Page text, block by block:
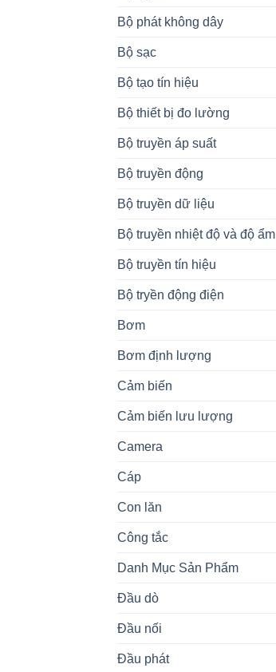
Bộ phát không dây
Bộ sạc
Bộ tạo tín hiệu
Bộ thiết bị đo lường
Bộ truyền áp suất
Bộ truyền động
Bộ truyền dữ liệu
Bộ truyền nhiệt độ và độ ẩm
Bộ truyền tín hiệu
Bộ tryền động điện
Bơm
Bơm định lượng
Cảm biến
Cảm biến lưu lượng
Camera
Cáp
Con lăn
Công tắc
Danh Mục Sản Phẩm
Đầu dò
Đầu nối
Đầu phát